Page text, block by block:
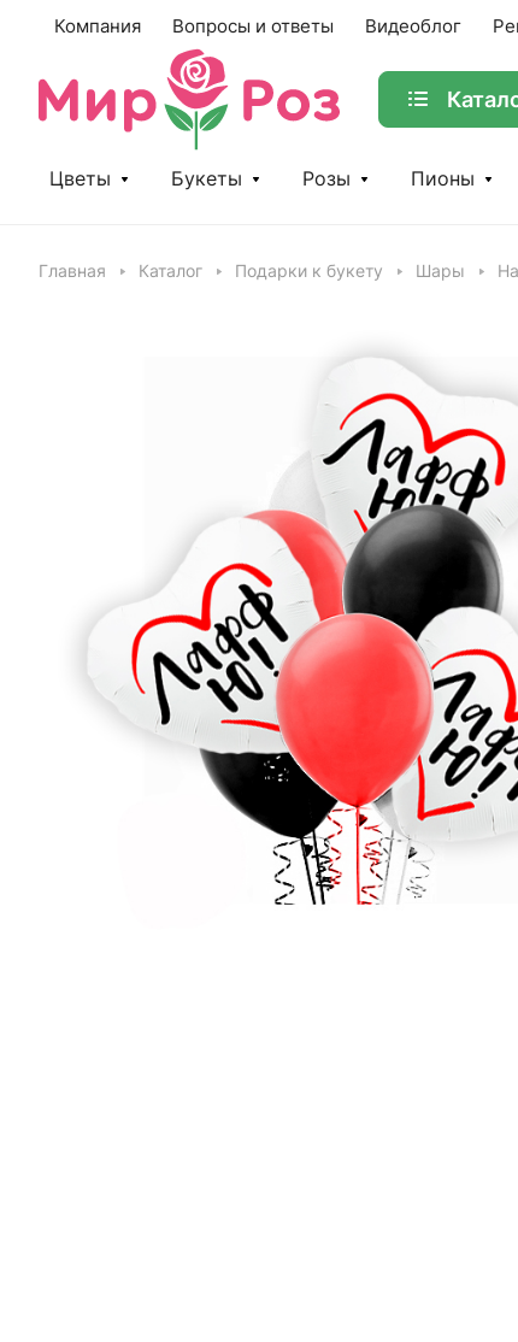
Компания Вопросы и ответы Видеоблог
Цветы Букеты Розы Пионы
Главная Каталог Подарки к букету Шары